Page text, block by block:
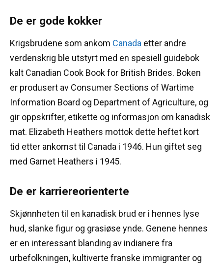
De er gode kokker
Krigsbrudene som ankom Canada etter andre
verdenskrig ble utstyrt med en spesiell guidebok
kalt Canadian Cook Book for British Brides. Boken
er produsert av Consumer Sections of Wartime
Information Board og Department of Agriculture, og
gir oppskrifter, etikette og informasjon om kanadisk
mat. Elizabeth Heathers mottok dette heftet kort
tid etter ankomst til Canada i 1946. Hun giftet seg
med Garnet Heathers i 1945.
De er karriereorienterte
Skjønnheten til en kanadisk brud er i hennes lyse
hud, slanke figur og grasiøse ynde. Genene hennes
er en interessant blanding av indianere fra
urbefolkningen, kultiverte franske immigranter og